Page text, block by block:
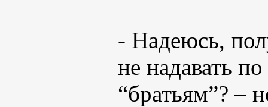
- Надеюсь,
не надавать
“братьям”? –